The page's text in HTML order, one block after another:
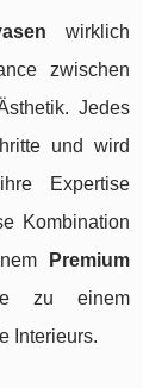
wirklich
zwischen
Jedes
und wird
Expertise
Kombination
Premium
zu einem
Interieurs.